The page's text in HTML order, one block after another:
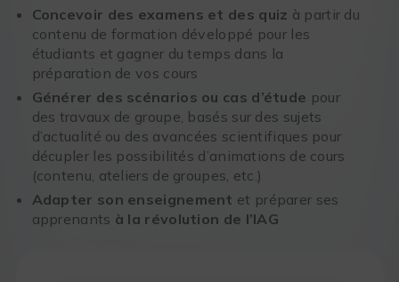
Concevoir des examens et des quiz à partir du
contenu de formation développé pour les
étudiants et gagner du temps dans la
préparation de vos cours
Générer des scénarios ou cas d’étude pour
des travaux de groupe, basés sur des sujets
d’actualité ou des avancées scientifiques pour
décupler les possibilités d’animations de cours
(contenu, ateliers de groupes, etc.)
Adapter son enseignement et préparer ses
apprenants à la révolution de l’IAG